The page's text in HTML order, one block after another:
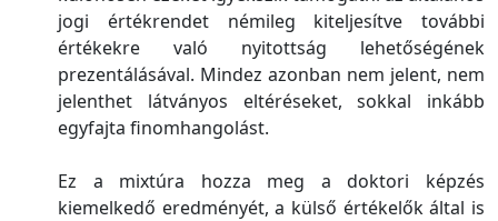
jogi értékrendet némileg kiteljesítve további
értékekre való nyitottság lehetőségének
prezentálásával. Mindez azonban nem jelent, nem
jelenthet látványos eltéréseket, sokkal inkább
egyfajta finomhangolást.
Ez a mixtúra hozza meg a doktori képzés
kiemelkedő eredményét, a külső értékelők által is